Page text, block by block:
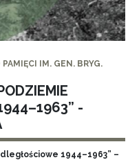
IM. GEN. BRYG.
-
1944–1963” –